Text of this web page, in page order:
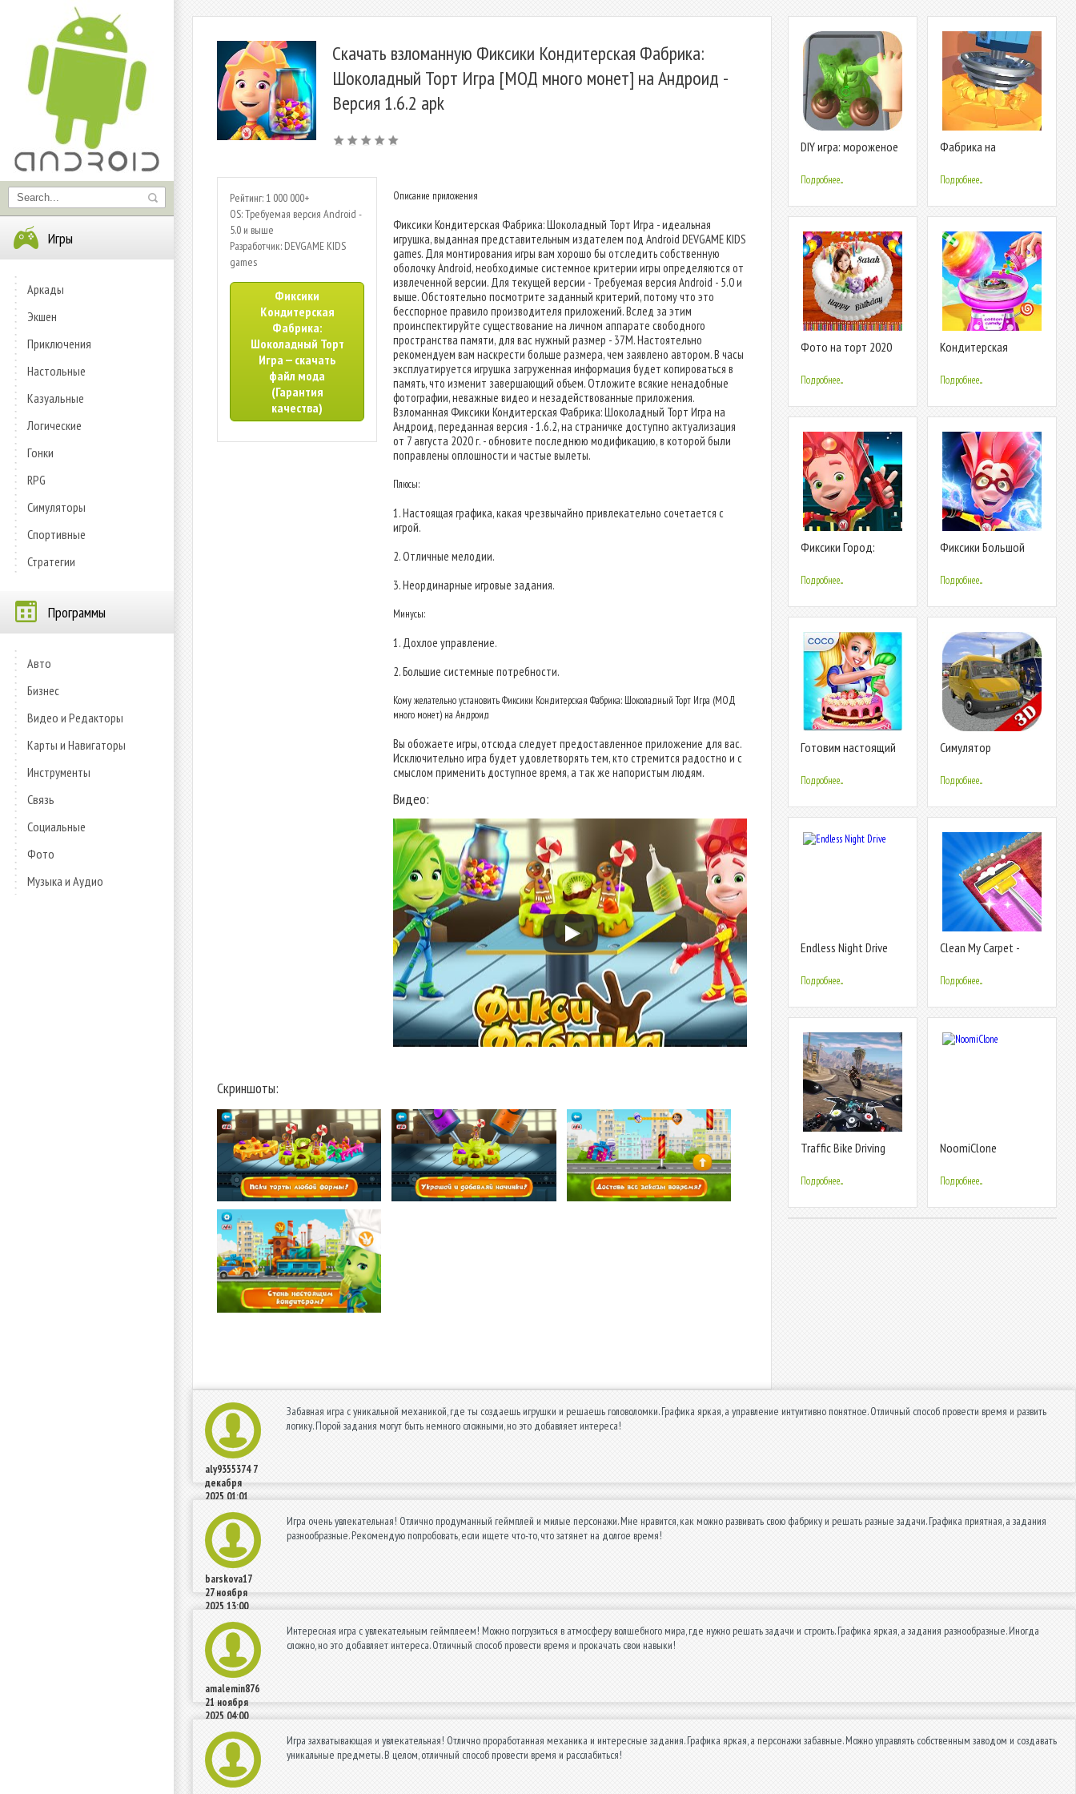
Игры
Аркады
Экшен
Приключения
Настольные
Казуальные
Логические
Гонки
RPG
Симуляторы
Спортивные
Стратегии
Программы
Авто
Бизнес
Видео и Редакторы
Карты и Навигаторы
Инструменты
Связь
Социальные
Фото
Музыка и Аудио
Скачать взломанную Фиксики Кондитерская Фабрика:
Шоколадный Торт Игра [МОД много монет] на Андроид -
Версия 1.6.2 apk
Рейтинг: 1 000 000+
OS: Требуемая версия Android -
5.0 и выше
Разработчик: DEVGAME KIDS
games
Фиксики
Кондитерская
Фабрика:
Шоколадный Торт
Игра — скачать
файл мода
(Гарантия
качества)
Описание приложения
Фиксики Кондитерская Фабрика: Шоколадный Торт Игра - идеальная
игрушка, выданная представительным издателем под Android DEVGAME KIDS
games. Для монтирования игры вам хорошо бы отследить собственную
оболочку Android, необходимые системное критерии игры определяются от
извлеченной версии. Для текущей версии - Требуемая версия Android - 5.0 и
выше. Обстоятельно посмотрите заданный критерий, потому что это
бесспорное правило производителя приложений. Вслед за этим
проинспектируйте существование на личном аппарате свободного
пространства памяти, для вас нужный размер - 37M. Настоятельно
рекомендуем вам наскрести больше размера, чем заявлено автором. В часы
эксплуатируется игрушка загруженная информация будет копироваться в
память, что изменит завершающий объем. Отложите всякие ненадобные
фотографии, неважные видео и незадействованные приложения.
Взломанная Фиксики Кондитерская Фабрика: Шоколадный Торт Игра на
Андроид, переданная версия - 1.6.2, на страничке доступно актуализация
от 7 августа 2020 г. - обновите последнюю модификацию, в которой были
поправлены оплошности и частые вылеты.
Плюсы:
1. Настоящая графика, какая чрезвычайно привлекательно сочетается с
игрой.
2. Отличные мелодии.
3. Неординарные игровые задания.
Минусы:
1. Дохлое управление.
2. Большие системные потребности.
Кому желательно установить Фиксики Кондитерская Фабрика: Шоколадный Торт Игра (МОД
много монет) на Андроид
Вы обожаете игры, отсюда следует предоставленное приложение для вас.
Исключительно игра будет удовлетворять тем, кто стремится радостно и с
смыслом применить доступное время, а так же напористым людям.
Видео:
Скриншоты:
DIY игра: мороженое
Подробнее...
Фабрика на
Подробнее...
Фото на торт 2020
Подробнее...
Кондитерская
Подробнее...
Фиксики Город:
всех!
Подробнее...
Фиксики Большой
приключениями
Подробнее...
Готовим настоящий
Подробнее...
Симулятор
Подробнее...
Endless Night Drive
Подробнее...
Clean My Carpet -
Подробнее...
Traffic Bike Driving
Подробнее...
NoomiClone
Подробнее...
aly9355374 7
декабря
2025 01:01
Забавная игра с уникальной механикой, где ты создаешь игрушки и решаешь головоломки. Графика яркая, а управление интуитивно понятное. Отличный способ провести время и развить
логику. Порой задания могут быть немного сложными, но это добавляет интереса!
barskova17
27 ноября
2025 13:00
Игра очень увлекательная! Отлично продуманный геймплей и милые персонажи. Мне нравится, как можно развивать свою фабрику и решать разные задачи. Графика приятная, а задания
разнообразные. Рекомендую попробовать, если ищете что-то, что затянет на долгое время!
amalemin876
21 ноября
2025 04:00
Интересная игра с увлекательным геймплеем! Можно погрузиться в атмосферу волшебного мира, где нужно решать задачи и строить. Графика яркая, а задания разнообразные. Иногда
сложно, но это добавляет интереса. Отличный способ провести время и прокачать свои навыки!
Игра захватывающая и увлекательная! Отлично проработанная механика и интересные задания. Графика яркая, а персонажи забавные. Можно управлять собственным заводом и создавать
уникальные предметы. В целом, отличный способ провести время и расслабиться!